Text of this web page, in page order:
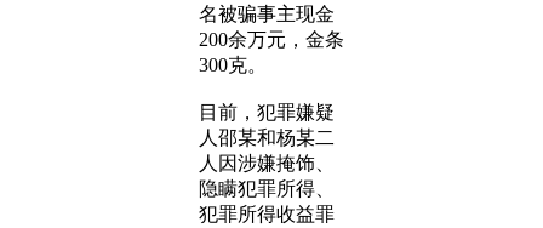
名被骗事主现金
200余万元，金条
300克。
目前，犯罪嫌疑
人邵某和杨某二
人因涉嫌掩饰、
隐瞒犯罪所得、
犯罪所得收益罪